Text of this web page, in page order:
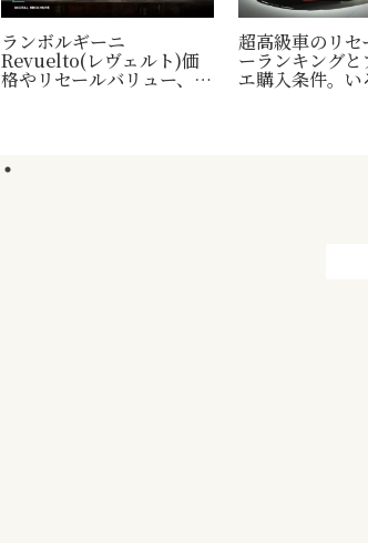
ランボルギーニ
Revuelto(レヴェルト)価
格やリセールバリュー、納
超高級車のリセ
ーランキング
エ購入条件。